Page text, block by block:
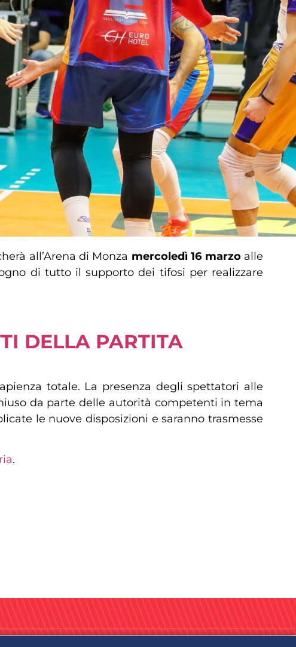
all’Arena di Monza mercoledì 16 marzoalle
di tutto il supporto dei tifosi per realizzare
DELLA PARTITA
totale. La presenza degli spettatori alle
da parte delle autorità competenti in tema
le nuove disposizioni e saranno trasmesse
.